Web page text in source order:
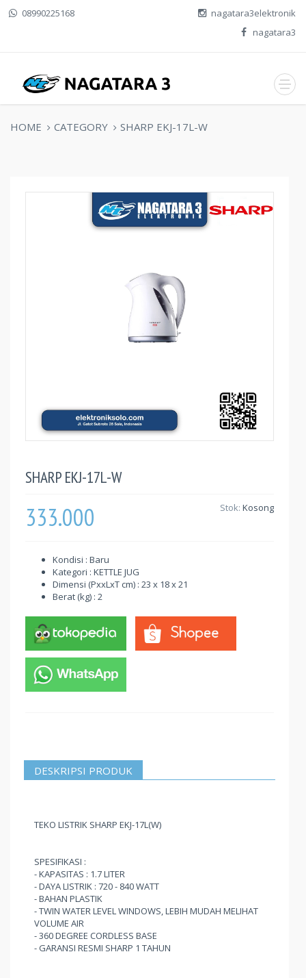
08990225168
nagatara3elektronik
nagatara3
HOME CATEGORY SHARP EKJ-17L-W
SHARP EKJ-17L-W
333.000 Stok: Kosong
Kondisi : Baru
Kategori : KETTLE JUG
Dimensi (PxxLxT cm) : 23 x 18 x 21
Berat (kg) : 2
DESKRIPSI PRODUK
TEKO LISTRIK SHARP EKJ-17L(W)
SPESIFIKASI :
- KAPASITAS : 1.7 LITER
- DAYA LISTRIK : 720 - 840 WATT
- BAHAN PLASTIK
- TWIN WATER LEVEL WINDOWS, LEBIH MUDAH MELIHAT
VOLUME AIR
- 360 DEGREE CORDLESS BASE
- GARANSI RESMI SHARP 1 TAHUN